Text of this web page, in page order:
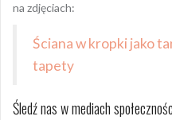
na zdjęciach:
Ściana w kropki jako
tapety
Śledź nas w mediach